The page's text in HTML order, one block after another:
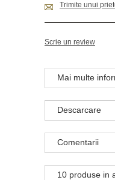
Trimite unui
Scrie un review
Mai multe
Descarcare
Comentarii
10 produse in